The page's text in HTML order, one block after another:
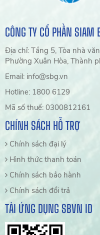
CÔNG TY CỔ PHẦN SIAM
Địa chỉ: Tầng 5, Tòa nhà
Phường Xuân Hòa, Thành
Email: info@sbg.vn
Hotline: 1800 6129
Mã số thuế: 0300812161
CHÍNH SÁCH HỖ TRỢ
Chính sách đại lý
Hình thức thanh toán
Chính sách bảo hành
Chính sách đổi trả
TẢI ỨNG DỤNG SBVN ID